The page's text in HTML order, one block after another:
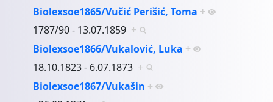
Biolexsoe1865/Vučić Perišić, Toma +
1787/90 - 13.07.1859 +
Biolexsoe1866/Vukalović, Luka +
18.10.1823 - 6.07.1873 +
Biolexsoe1867/Vukašin +